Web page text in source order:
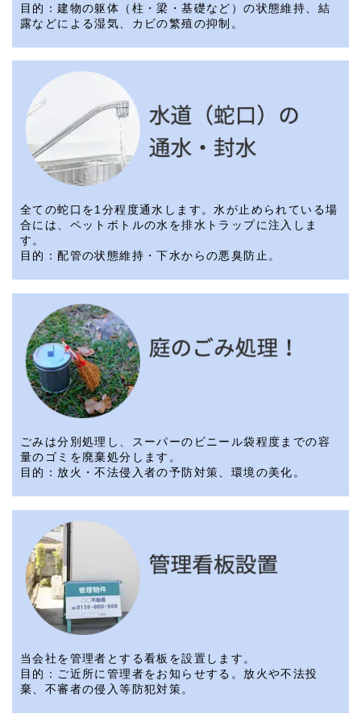
目的：建物の躯体（柱・梁・基礎など）の状態維持、結
露などによる湿気、カビの繁殖の抑制。
全ての蛇口を1分程度通水します。水が止められている場
合には、ペットボトルの水を排水トラップに注入しま
す。
目的：配管の状態維持・下水からの悪臭防止。
ごみは分別処理し、スーパーのビニール袋程度までの容
量のゴミを廃棄処分します。
目的：放火・不法侵入者の予防対策、環境の美化。
当会社を管理者とする看板を設置します。
目的：ご近所に管理者をお知らせする。放火や不法投
棄、不審者の侵入等防犯対策。